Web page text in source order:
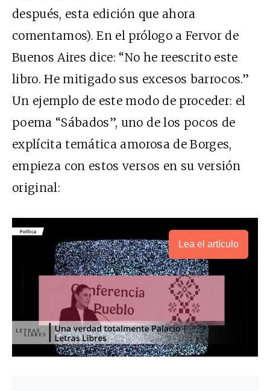
después, esta edición que ahora
comentamos). En el prólogo a Fervor de
Buenos Aires dice: “No he reescrito este
libro. He mitigado sus excesos barrocos.”
Un ejemplo de este modo de proceder: el
poema “Sábados”, uno de los pocos de
explícita temática amorosa de Borges,
empieza con estos versos en su versión
original:
Lea el artículo